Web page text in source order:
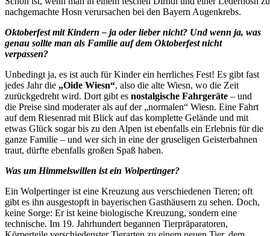
nachgemachte Hosn verursachen bei den Bayern Augenkrebs.
Oktoberfest mit Kindern – ja oder lieber nicht? Und wenn ja, was
genau sollte man als Familie auf dem Oktoberfest nicht
verpassen?
Unbedingt ja, es ist auch für Kinder ein herrliches Fest! Es gibt fast
jedes Jahr die „Oide Wiesn“, also die alte Wiesn, wo die Zeit
zurückgedreht wird. Dort gibt es nostalgische Fahrgeräte – und
die Preise sind moderater als auf der „normalen“ Wiesn. Eine Fahrt
auf dem Riesenrad mit Blick auf das komplette Gelände und mit
etwas Glück sogar bis zu den Alpen ist ebenfalls ein Erlebnis für die
ganze Familie – und wer sich in eine der gruseligen Geisterbahnen
traut, dürfte ebenfalls großen Spaß haben.
Was um Himmelswillen ist ein Wolpertinger?
Ein Wolpertinger ist eine Kreuzung aus verschiedenen Tieren; oft
gibt es ihn ausgestopft in bayerischen Gasthäusern zu sehen. Doch,
keine Sorge: Er ist keine biologische Kreuzung, sondern eine
technische. Im 19. Jahrhundert begannen Tierpräparatoren,